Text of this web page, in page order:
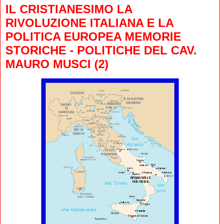
IL CRISTIANESIMO LA
RIVOLUZIONE ITALIANA E LA
POLITICA EUROPEA MEMORIE
STORICHE - POLITICHE DEL CAV.
MAURO MUSCI (2)